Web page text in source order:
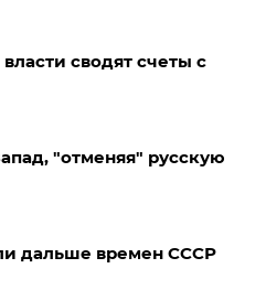
сводят счеты с
"отменяя" русскую
дальше времен СССР